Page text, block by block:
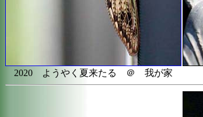
2020 ようやく夏来たる ＠ 我が家